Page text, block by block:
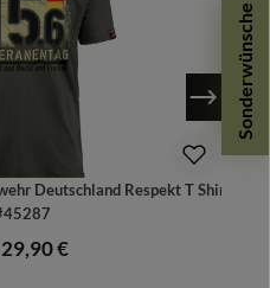
Sonderwünsche
Deutschland Respekt T Shirt
Preis:
29,90 €